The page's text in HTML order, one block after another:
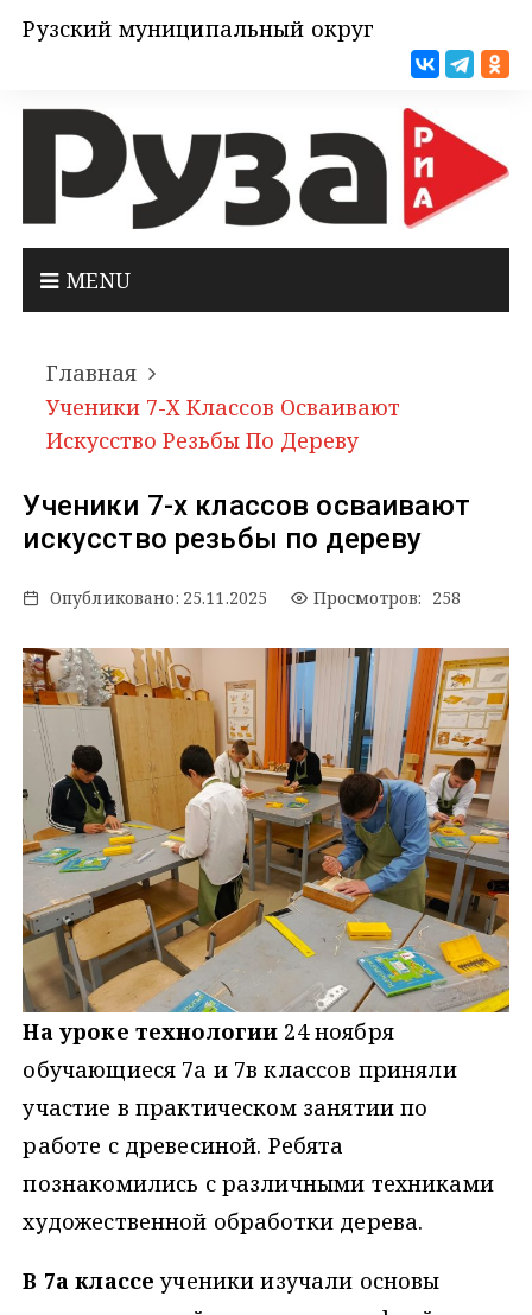
Рузский муниципальный округ
MENU
Главная
Ученики 7-Х Классов Осваивают
Искусство Резьбы По Дереву
Ученики 7-х классов осваивают
искусство резьбы по дереву
Опубликовано: 25.11.2025 Просмотров: 258
На уроке технологии 24 ноября
обучающиеся 7а и 7в классов приняли
участие в практическом занятии по
работе с древесиной. Ребята
познакомились с различными техниками
художественной обработки дерева.
В 7а классе ученики изучали основы